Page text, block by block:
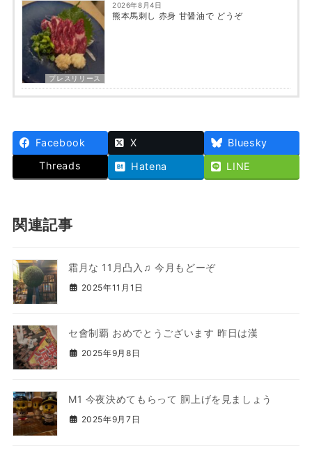
プレスリリース
2026年8月4日
熊本馬刺し 赤身 甘醤油で どうぞ
Facebook X
Bluesky
Threads
Hatena LINE
関連記事
霜月な 11月凸入♫ 今月もどーぞ
2025年11月1日
セ會制覇 おめでとうございます 昨日は漢
2025年9月8日
M1 今夜決めてもらって 胴上げを見ましょう
2025年9月7日